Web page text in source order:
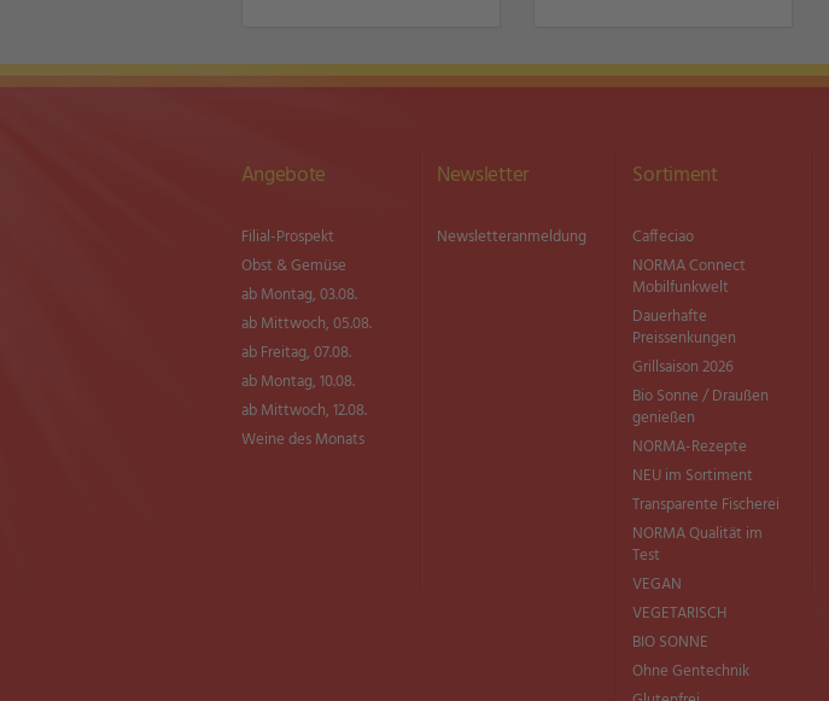
Angebote
Filial-Prospekt
Obst & Gemüse
ab Montag, 03.08.
ab Mittwoch, 05.08.
ab Freitag, 07.08.
ab Montag, 10.08.
ab Mittwoch, 12.08.
Weine des Monats
Newsletter
Newsletter­anmeldung
Sortiment
Caffeciao
NORMA Connect
Mobilfunkwelt
Dauerhafte
Preissenkungen
Grillsaison 2026
Bio Sonne / Draußen
genießen
NORMA-Rezepte
NEU im Sortiment
Transparente Fischerei
NORMA Qualität im
Test
VEGAN
VEGETARISCH
BIO SONNE
Ohne Gentechnik